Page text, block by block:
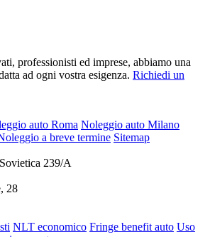
professionisti ed imprese, abbiamo una
ad ogni vostra esigenza. Richiedi un
auto Roma Noleggio auto Milano
a breve termine Sitemap
239/A
28
NLT economico Fringe benefit auto Uso